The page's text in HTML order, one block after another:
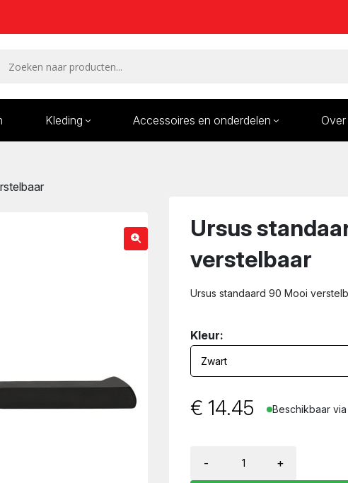
Kleding Accessoires en onderdelen
Ursus
verstelbaar
Ursus standaard 90 Mooi
Kleur:
€ 14.45 Beschikbaar
- +